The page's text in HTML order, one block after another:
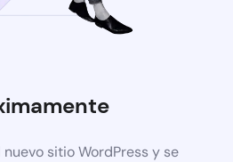
sitio WordPress y se